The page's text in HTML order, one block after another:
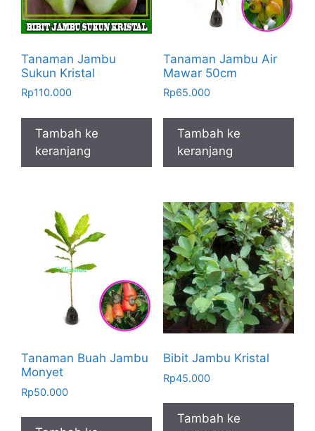
Tanaman Jambu
Sukun Kristal
Rp110.000
Tambah ke
keranjang
Tanaman Jambu Air
Mawar 50cm
Rp65.000
Tambah ke
keranjang
Tanaman Buah Jambu
Monyet
Rp50.000
Bibit Jambu Kristal
Rp45.000
Tambah ke